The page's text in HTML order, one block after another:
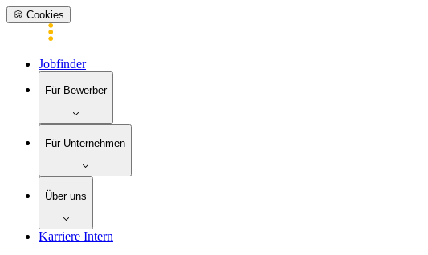
🍪 Cookies
Jobfinder
Für Bewerber
Für Unternehmen
Über uns
Karriere Intern